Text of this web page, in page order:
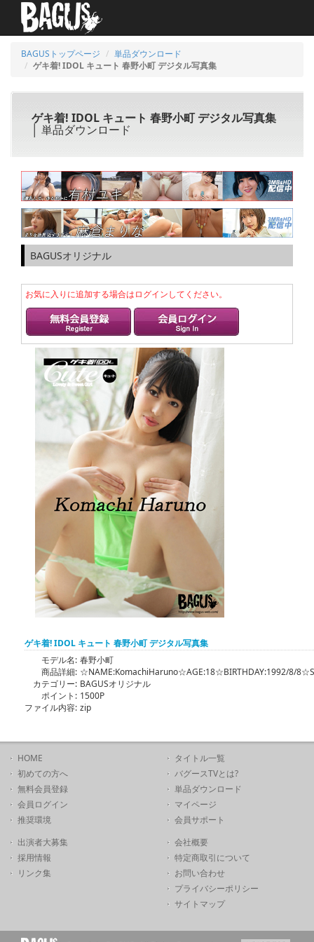
BAGUSトップページ
単品ダウンロード
ゲキ着! IDOL キュート 春野小町 デジタル写真集
ゲキ着! IDOL キュート 春野小町 デジタル写真集
│ 単品ダウンロード
BAGUSオリジナル
お気に入りに追加する場合はログインしてください。
ゲキ着! IDOL キュート 春野小町 デジタル写真集
モデル名: 春野小町
商品詳細: ☆NAME:KomachiHaruno☆AGE:18☆BIRTHDAY:1992/8/
カテゴリー: BAGUSオリジナル
ポイント: 1500P
ファイル内容: zip
HOME
初めての方へ
無料会員登録
会員ログイン
推奨環境
タイトル一覧
バグースTVとは?
単品ダウンロード
マイページ
会員サポート
出演者大募集
採用情報
リンク集
会社概要
特定商取引について
お問い合わせ
プライバシーポリシー
サイトマップ